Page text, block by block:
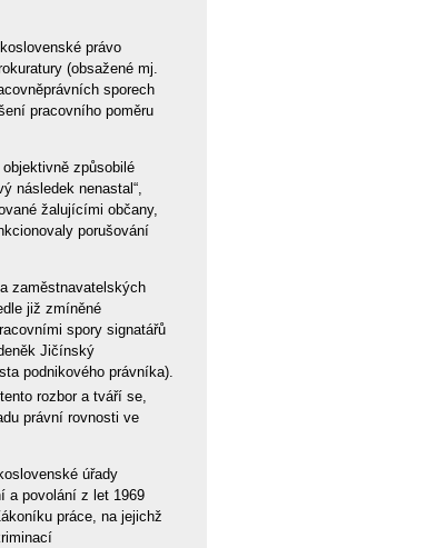
právo
(obsažené mj.
sporech
pracovního poměru
způsobilé
následek nenastal“,
žalujícími občany,
porušování
zaměstnavatelských
již zmíněné
spory signatářů
Jičínský
podnikového právníka).
rozbor a tváří se,
právní rovnosti ve
úřady
a povolání z let 1969
práce, na jejichž